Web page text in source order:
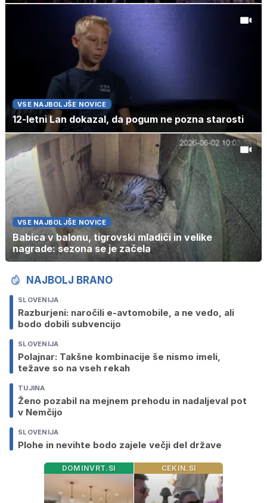
VSE NAJBOLJŠE NOVICE
12-letni Lan dokazal, da pogum ne pozna starosti
VSE NAJBOLJŠE NOVICE
Babica v balonu, tigrovski mladiči in velike
nagrade: sezona se je začela
NAJBOLJ BRANO
SLOVENIJA
Razburjeni: naročili e-avtomobile, a ne vedo, ali
bodo dobili subvencijo
SLOVENIJA
Polajnar: Takšne kombinacije še nismo imeli,
težave so na vseh rekah
TUJINA
Ženo pozabil na mejnem prehodu in nadaljeval pot
v Nemčijo
SLOVENIJA
Plohe in nevihte bodo zajele večji del države
DOMINVRT.SI CEKIN.SI